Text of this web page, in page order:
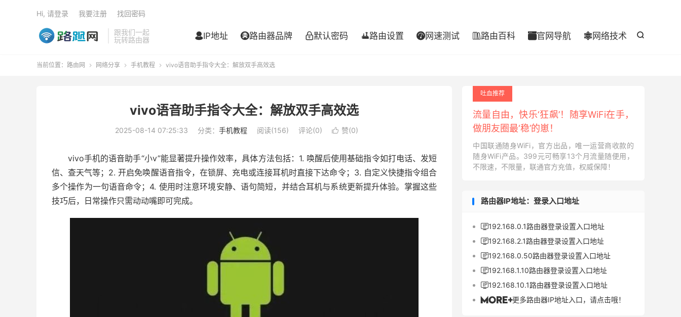
跟我们一起
玩转路由器

IP地址 路由器品牌 默认密码 路由设置 网速测试 路由百科 官网导航  网络技术
Hi, 请登录 我要注册 找回密码
当前位置： 路由网  网络分享  手机教程  vivo语音助手指令大全：解放双手高效选
vivo语音助手指令大全：解放双手高效选
2025-08-14 07:25:33 分类： 手机教程 阅读(156) 评论(0)  赞(0)
vivo手机的语音助手“小v”能显著提升操作效率，具体方法包括：1. 唤醒后使用基础指令如打电话、发短
信、查天气等；2. 开启免唤醒语音指令，在锁屏、充电或连接耳机时直接下达命令；3. 自定义快捷指令组合
多个操作为一句语音命令；4. 使用时注意环境安静、语句简短，并结合耳机与系统更新提升体验。掌握这些
技巧后，日常操作只需动动嘴即可完成。
吐血推荐
流量自由，快乐‘狂飙’！随享WiFi在手，
做朋友圈最‘稳’的崽！
中国联通随身WiFi，官方出品，唯一运营商收款的
随身WiFi产品。399元可畅享13个月流量随便用，
不限速，不限量，联通官方充值，权威保障！
路由器IP地址：登录入口地址
192.168.0.1路由器登录设置入口地址
192.168.2.1路由器登录设置入口地址
192.168.0.50路由器登录设置入口地址
192.168.1.10路由器登录设置入口地址
192.168.10.1路由器登录设置入口地址
更多路由器IP地址入口，请点击哦！